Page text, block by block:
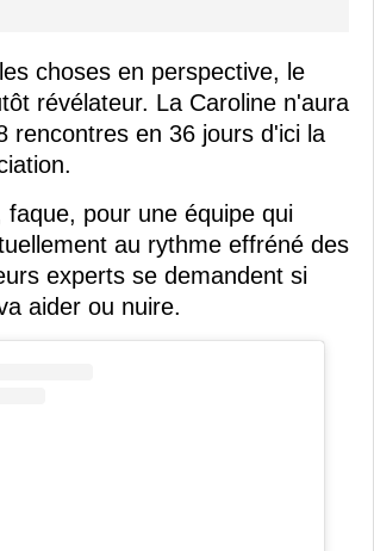
choses en perspective, le
révélateur. La Caroline n'aura
rencontres en 36 jours d'ici la
faque, pour une équipe qui
au rythme effréné des
experts se demandent si
aider ou nuire.